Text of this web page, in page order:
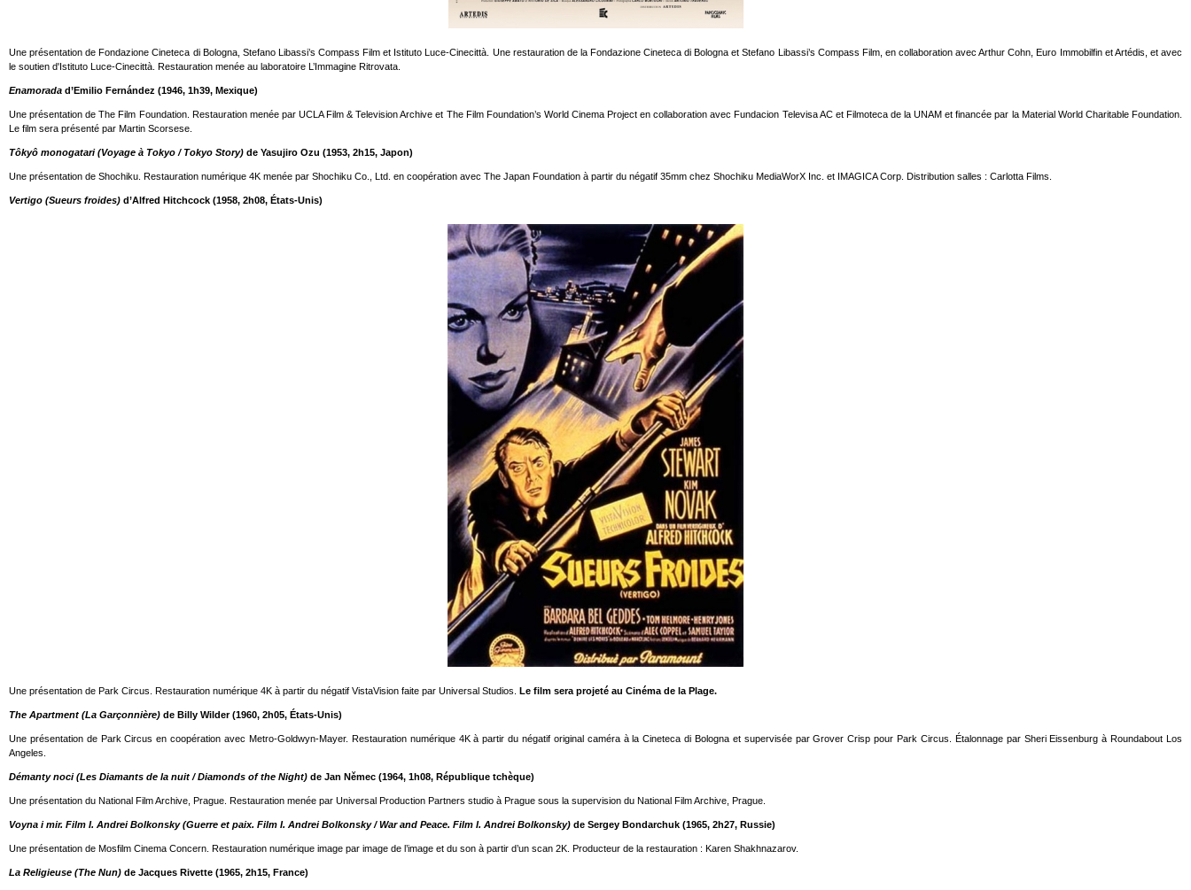
Une présentation de Fondazione Cineteca di Bologna, Stefano Libassi’s Compass Film et Istituto Luce-Cinecittà. Une restauration de la Fondazione Cineteca di Bologna et Stefano Libassi’s Compass Film, en collaboration avec Arthur Cohn, Euro Immobilfin et Artédis, et avec
le soutien d'Istituto Luce-Cinecittà. Restauration menée au laboratoire L’Immagine Ritrovata.
Enamorada d’Emilio Fernández (1946, 1h39, Mexique)
Une présentation de The Film Foundation. Restauration menée par UCLA Film & Television Archive et The Film Foundation’s World Cinema Project en collaboration avec Fundacion Televisa AC et Filmoteca de la UNAM et financée par la Material World Charitable Foundation.
Le film sera présenté par Martin Scorsese.
Tôkyô monogatari (Voyage à Tokyo / Tokyo Story) de Yasujiro Ozu (1953, 2h15, Japon)
Une présentation de Shochiku. Restauration numérique 4K menée par Shochiku Co., Ltd. en coopération avec The Japan Foundation à partir du négatif 35mm chez Shochiku MediaWorX Inc. et IMAGICA Corp. Distribution salles : Carlotta Films.
Vertigo (Sueurs froides) d’Alfred Hitchcock (1958, 2h08, États-Unis)
Une présentation de Park Circus. Restauration numérique 4K à partir du négatif VistaVision faite par Universal Studios. Le film sera projeté au Cinéma de la Plage.
The Apartment (La Garçonnière) de Billy Wilder (1960, 2h05, États-Unis)
Une présentation de Park Circus en coopération avec Metro-Goldwyn-Mayer. Restauration numérique 4K à partir du négatif original caméra à la Cineteca di Bologna et supervisée par Grover Crisp pour Park Circus. Étalonnage par Sheri Eissenburg à Roundabout Los
Angeles.
Démanty noci (Les Diamants de la nuit / Diamonds of the Night) de Jan Němec (1964, 1h08, République tchèque)
Une présentation du National Film Archive, Prague. Restauration menée par Universal Production Partners studio à Prague sous la supervision du National Film Archive, Prague.
Voyna i mir. Film I. Andrei Bolkonsky (Guerre et paix. Film I. Andrei Bolkonsky / War and Peace. Film I. Andrei Bolkonsky) de Sergey Bondarchuk (1965, 2h27, Russie)
Une présentation de Mosfilm Cinema Concern. Restauration numérique image par image de l’image et du son à partir d’un scan 2K. Producteur de la restauration : Karen Shakhnazarov.
La Religieuse (The Nun) de Jacques Rivette (1965, 2h15, France)